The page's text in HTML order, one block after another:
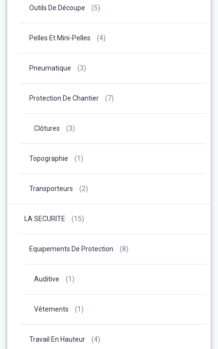
Outils De Découpe (5)
Pelles Et Mini-Pelles (4)
Pneumatique (3)
Protection De Chantier (7)
Clôtures (3)
Topographie (1)
Transporteurs (2)
LA SECURITE (15)
Equipements De Protection (8)
Auditive (1)
Vêtements (1)
Travail En Hauteur (4)